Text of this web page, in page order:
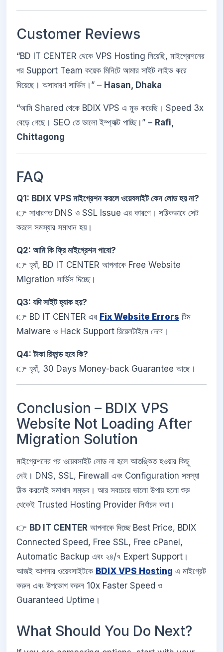
Customer Reviews
“BD IT CENTER থেকে VPS Hosting নিয়েছি, মাইগ্রেশনের
পর Support Team কয়েক মিনিটে আমার সাইট লাইভ করে
দিয়েছে। অসাধারণ সার্ভিস।” – Hasan, Dhaka
“আমি Shared থেকে BDIX VPS এ মুভ করেছি। Speed 3x
বেড়ে গেছে। SEO তে ভালো ইম্প্যাক্ট পাচ্ছি।” – Rafi,
Chittagong
FAQ
Q1: BDIX VPS মাইগ্রেশন করলে ওয়েবসাইট কেন লোড হয় না?
👉 সাধারণত DNS ও SSL Issue এর কারণে। সঠিকভাবে সেট
করলে সমস্যার সমাধান হয়।
Q2: আমি কি ফ্রি মাইগ্রেশন পাবো?
👉 হ্যাঁ, BD IT CENTER আপনাকে Free Website
Migration সার্ভিস দিচ্ছে।
Q3: যদি সাইট হ্যাক হয়?
👉 BD IT CENTER এর Fix Website Errors টিম
Malware ও Hack Support রিয়েলটাইমে দেবে।
Q4: টাকা রিফান্ড হবে কি?
👉 হ্যাঁ, 30 Days Money-back Guarantee আছে।
Conclusion – BDIX VPS
Website Not Loading After
Migration Solution
মাইগ্রেশনের পর ওয়েবসাইট লোড না হলে আতঙ্কিত হওয়ার কিছু
নেই। DNS, SSL, Firewall এবং Configuration সমস্যা
ঠিক করলেই সমাধান সম্ভব। আর সবচেয়ে ভালো উপায় হলো শুরু
থেকেই Trusted Hosting Provider নির্বাচন করা।
👉 BD IT CENTER আপনাকে দিচ্ছে Best Price, BDIX
Connected Speed, Free SSL, Free cPanel,
Automatic Backup এবং ২৪/৭ Expert Support।
আজই আপনার ওয়েবসাইটকে BDIX VPS Hosting এ মাইগ্রেট
করুন এবং উপভোগ করুন 10x Faster Speed ও
Guaranteed Uptime।
What Should You Do Next?